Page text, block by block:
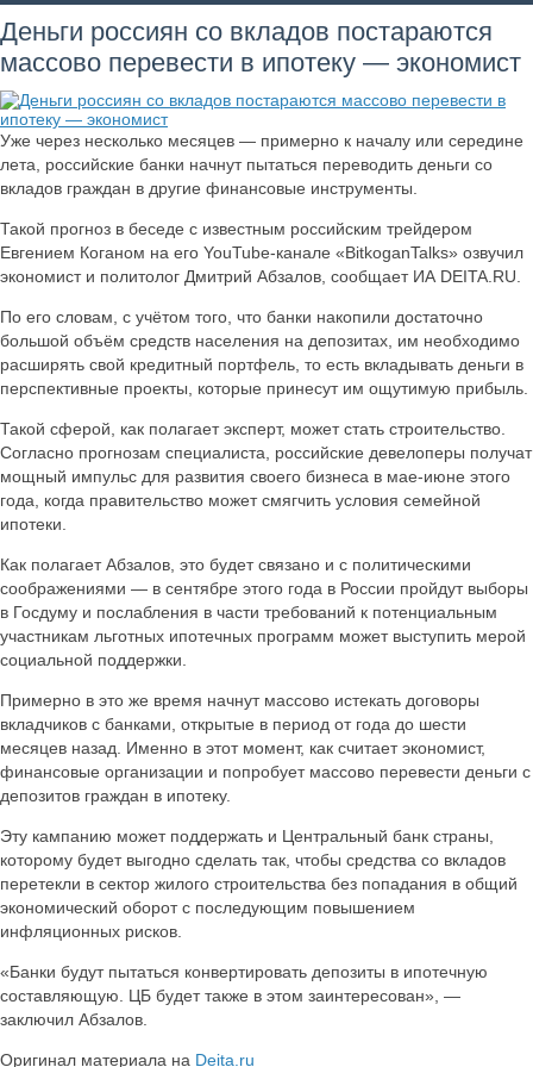
Деньги россиян со вкладов постараются
массово перевести в ипотеку — экономист
Уже через несколько месяцев — примерно к началу или середине
лета, российские банки начнут пытаться переводить деньги со
вкладов граждан в другие финансовые инструменты.
Такой прогноз в беседе с известным российским трейдером
Евгением Коганом на его YouTube-канале «BitkoganTalks» озвучил
экономист и политолог Дмитрий Абзалов, сообщает ИА DEITA.RU.
По его словам, с учётом того, что банки накопили достаточно
большой объём средств населения на депозитах, им необходимо
расширять свой кредитный портфель, то есть вкладывать деньги в
перспективные проекты, которые принесут им ощутимую прибыль.
Такой сферой, как полагает эксперт, может стать строительство.
Согласно прогнозам специалиста, российские девелоперы получат
мощный импульс для развития своего бизнеса в мае-июне этого
года, когда правительство может смягчить условия семейной
ипотеки.
Как полагает Абзалов, это будет связано и с политическими
соображениями — в сентябре этого года в России пройдут выборы
в Госдуму и послабления в части требований к потенциальным
участникам льготных ипотечных программ может выступить мерой
социальной поддержки.
Примерно в это же время начнут массово истекать договоры
вкладчиков с банками, открытые в период от года до шести
месяцев назад. Именно в этот момент, как считает экономист,
финансовые организации и попробует массово перевести деньги с
депозитов граждан в ипотеку.
Эту кампанию может поддержать и Центральный банк страны,
которому будет выгодно сделать так, чтобы средства со вкладов
перетекли в сектор жилого строительства без попадания в общий
экономический оборот с последующим повышением
инфляционных рисков.
«Банки будут пытаться конвертировать депозиты в ипотечную
составляющую. ЦБ будет также в этом заинтересован», —
заключил Абзалов.
Оригинал материала на Deita.ru